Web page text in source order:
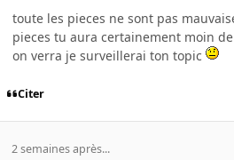
toute les pieces ne sont pas
pieces tu aura certainement moin
on verra je surveillerai ton topic
Citer
2 semaines après...